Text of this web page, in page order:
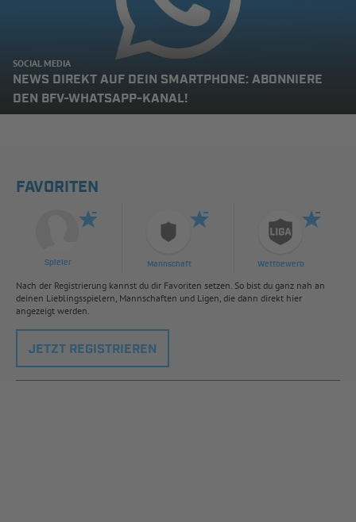
SOCIAL MEDIA
NEWS DIREKT AUF DEIN SMARTPHONE: ABONNIERE
DEN BFV-WHATSAPP-KANAL!
FAVORITEN
Spieler Mannschaft Wettbewerb
Nach der Registrierung kannst du dir Favoriten setzen. So bist du ganz nah an
deinen Lieblingsspielern, Mannschaften und Ligen, die dann direkt hier
angezeigt werden.
JETZT REGISTRIEREN